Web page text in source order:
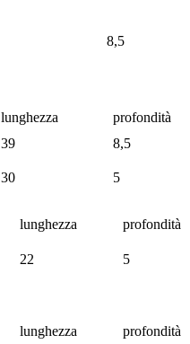
8,5
lunghezza
profondità
39 8,5
30 5
lunghezza profondità
22 5
lunghezza profondità